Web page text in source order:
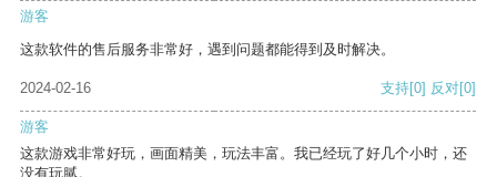
游客
这款软件的售后服务非常好，遇到问题都能得到及时解决。
2024-02-16 支持[0] 反对[0]
游客
这款游戏非常好玩，画面精美，玩法丰富。我已经玩了好几个小时，还
没有玩腻。